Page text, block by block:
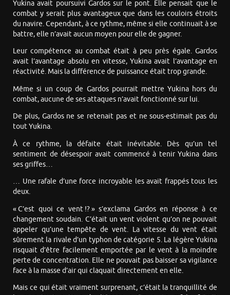
Yukina avait poursuivi Gardos sur le pont. Elle pensait que le
combat y serait plus avantageux que dans les couloirs étroits
du navire. Cependant, à ce rythme, même si elle continuait à se
battre, elle n’avait aucun moyen pour elle de gagner.
Leur compétence au combat était à peu près égale. Gardos
avait l’avantage absolu en vitesse, Yukina avait l’avantage en
réactivité. Mais la différence de puissance était trop grande.
Même si un coup de Gardos pourrait mettre Yukina hors du
combat, aucune de ses attaques n’avait fonctionné sur lui.
De plus, Gardos ne se retenait pas et ne sous-estimait pas du
tout Yukina.
À ce rythme, la défaite était inévitable. Dès qu’un tel
sentiment de désespoir avait commencé à tenir Yukina dans
ses griffes…
… Une rafale d’une force incroyable les avait frappés tous les
deux.
« C’est quoi ce vent !? » s’exclama Gardos en réponse à ce
changement soudain. C’était un vent violent qu’on ne pouvait
appeler qu’une tempête de vent. La vitesse du vent était
sûrement la rivale d’un typhon de catégorie 5. La légère Yukina
risquait d’être facilement emportée par le vent à la moindre
perte de concentration. Elle ne pouvait pas baisser sa vigilance
face à la masse d’air qui claquait directement en elle.
Mais ce qui était vraiment surprenant, c’était la tranquillité de